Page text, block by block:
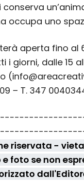
occupa uno
aperta fino al
i giorni, dalle 15
– T. 347
riservata -
foto se non